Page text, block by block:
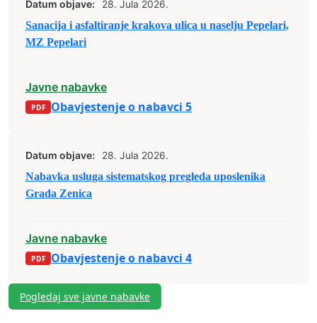
Datum objave:
28. Jula 2026.
Sanacija i asfaltiranje krakova ulica u naselju Pepelari,
MZ Pepelari
Javne nabavke
Obavjestenje o nabavci 5
Datum objave:
28. Jula 2026.
Nabavka usluga sistematskog pregleda uposlenika
Grada Zenica
Javne nabavke
Obavjestenje o nabavci 4
Pogledaj sve javne nabavke